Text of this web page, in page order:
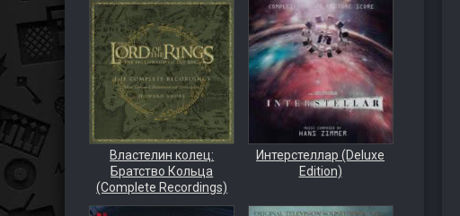
Властелин колец:
Братство Кольца
(Complete Recordings)
Интерстеллар (Deluxe
Edition)